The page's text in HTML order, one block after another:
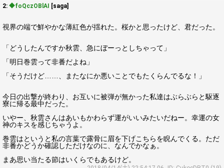
2: ◆foQczOBlAI [saga]
視界の端で鮮やかな薄紅色が揺れた。桜かと思ったけど、君だった。
「どうしたんですか秋雲、急にぼーっとしちゃって」
「明日巻雲って非番だよね」
「そうだけど……、またなにか悪いことでもたくらんでるな！」
今日の出撃が終わり、お互いに被弾が無かった私達はぶらぶらと駆逐
寮に帰る最中だった。
いやー、秋雲さんはあいもかわらず運がいいみたいだねー。幸運の女
神のキスを感じちゃうよ。
巻雲はというと私の言葉で露骨に眉を下げこちらを睨んでくる。ただ
非番かどうか確認しただけなのに、なんでかなぁ。
まあ思い当たる節はいくらでもあるけど。